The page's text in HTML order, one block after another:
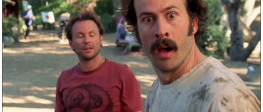
neox
Madrid
Publicado:09 de febrero de 2021, 22:33